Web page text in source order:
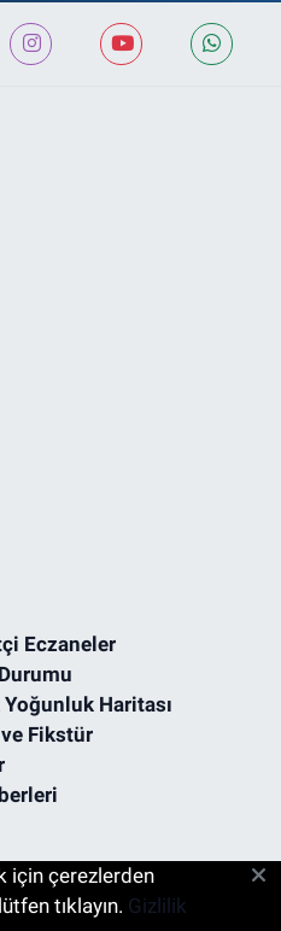
Eczaneler
Haritası
Fikstür
için çerezlerden
tıklayın. Gizlilik